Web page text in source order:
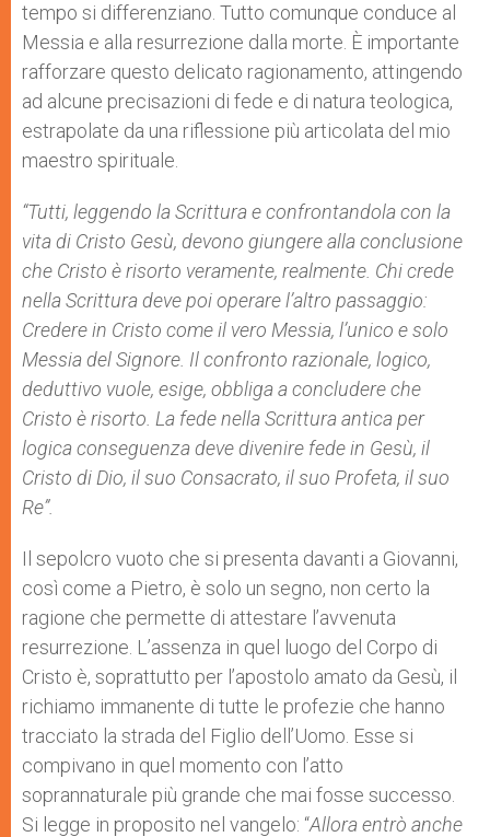
tempo si differenziano. Tutto comunque conduce al
Messia e alla resurrezione dalla morte. È importante
rafforzare questo delicato ragionamento, attingendo
ad alcune precisazioni di fede e di natura teologica,
estrapolate da una riflessione più articolata del mio
maestro spirituale.
“Tutti, leggendo la Scrittura e confrontandola con la
vita di Cristo Gesù, devono giungere alla conclusione
che Cristo è risorto veramente, realmente. Chi crede
nella Scrittura deve poi operare l’altro passaggio:
Credere in Cristo come il vero Messia, l’unico e solo
Messia del Signore. Il confronto razionale, logico,
deduttivo vuole, esige, obbliga a concludere che
Cristo è risorto. La fede nella Scrittura antica per
logica conseguenza deve divenire fede in Gesù, il
Cristo di Dio, il suo Consacrato, il suo Profeta, il suo
Re”.
Il sepolcro vuoto che si presenta davanti a Giovanni,
così come a Pietro, è solo un segno, non certo la
ragione che permette di attestare l’avvenuta
resurrezione. L’assenza in quel luogo del Corpo di
Cristo è, soprattutto per l’apostolo amato da Gesù, il
richiamo immanente di tutte le profezie che hanno
tracciato la strada del Figlio dell’Uomo. Esse si
compivano in quel momento con l’atto
soprannaturale più grande che mai fosse successo.
Si legge in proposito nel vangelo: “Allora entrò anche